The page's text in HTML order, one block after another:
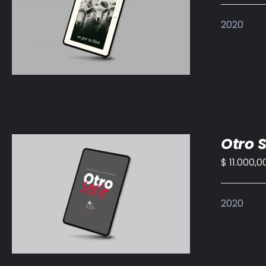
AÑADIR AL CARRITO /
2020
AÑADIR AL CARRITO /
Otro
$
2020